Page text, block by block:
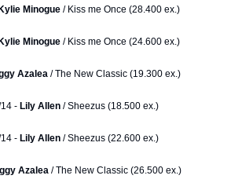
Kylie Minogue / Kiss me Once (28.400 ex.)
Kylie Minogue / Kiss me Once (24.600 ex.)
Azalea / The New Classic (19.300 ex.)
- Lily Allen/ Sheezus (18.500 ex.)
- Lily Allen/ Sheezus (22.600 ex.)
Iggy Azalea/ The New Classic (26.500 ex.)